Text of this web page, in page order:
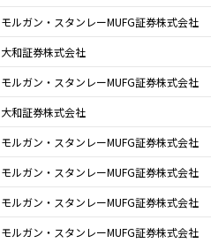
モルガン・スタンレーMUFG証券株式会社
大和証券株式会社
モルガン・スタンレーMUFG証券株式会社
大和証券株式会社
モルガン・スタンレーMUFG証券株式会社
モルガン・スタンレーMUFG証券株式会社
モルガン・スタンレーMUFG証券株式会社
モルガン・スタンレーMUFG証券株式会社